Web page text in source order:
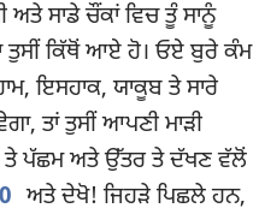
ਅਤੇ ਸਾਡੇ ਚੌਂਕਾਂ ਵਿਚ ਤੂੰ ਸਾਨੂੰ
ਤੁਸੀਂ ਕਿੱਥੋਂ ਆਏ ਹੋ। ਓਏ ਬੁਰੇ ਕੰਮ
ਇਸਹਾਕ, ਯਾਕੂਬ ਤੇ ਸਾਰੇ
ਤਾਂ ਤੁਸੀਂ ਆਪਣੀ ਮਾੜੀ
ਪੱਛਮ ਅਤੇ ਉੱਤਰ ਤੇ ਦੱਖਣ ਵੱਲੋਂ
ਅਤੇ ਦੇਖੋ! ਜਿਹੜੇ ਪਿਛਲੇ ਹਨ,